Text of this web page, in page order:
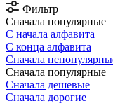
Фильтр
Сначала популярные
С начала алфавита
С конца алфавита
Сначала
Сначала популярные
Сначала дешевые
Сначала дорогие